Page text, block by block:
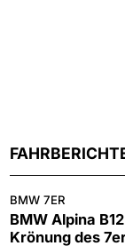
BMW 7ER
BMW Alpina
Krönung des